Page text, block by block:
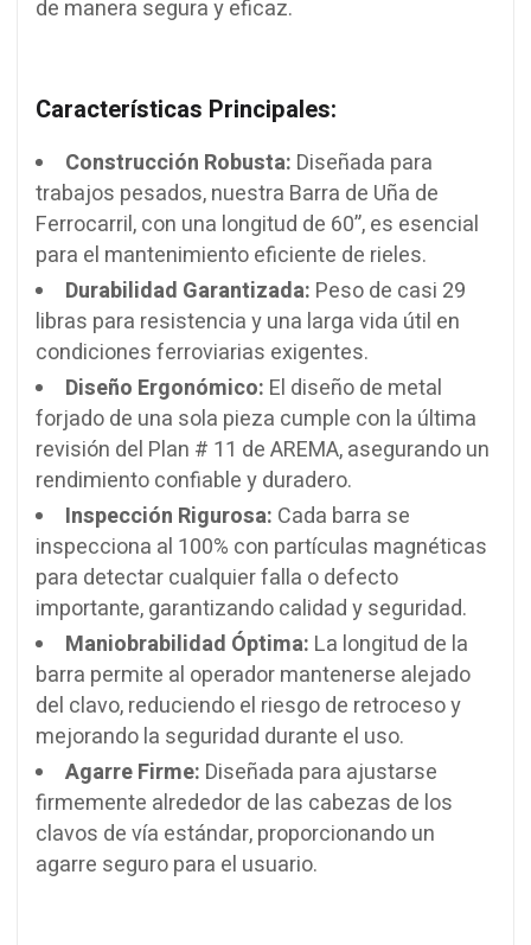
de manera segura y eficaz.
Características Principales:
Construcción Robusta: Diseñada para
trabajos pesados, nuestra Barra de Uña de
Ferrocarril, con una longitud de 60”, es esencial
para el mantenimiento eficiente de rieles.
Durabilidad Garantizada: Peso de casi 29
libras para resistencia y una larga vida útil en
condiciones ferroviarias exigentes.
Diseño Ergonómico: El diseño de metal
forjado de una sola pieza cumple con la última
revisión del Plan # 11 de AREMA, asegurando un
rendimiento confiable y duradero.
Inspección Rigurosa: Cada barra se
inspecciona al 100% con partículas magnéticas
para detectar cualquier falla o defecto
importante, garantizando calidad y seguridad.
Maniobrabilidad Óptima: La longitud de la
barra permite al operador mantenerse alejado
del clavo, reduciendo el riesgo de retroceso y
mejorando la seguridad durante el uso.
Agarre Firme: Diseñada para ajustarse
firmemente alrededor de las cabezas de los
clavos de vía estándar, proporcionando un
agarre seguro para el usuario.